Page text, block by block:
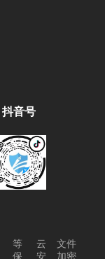
抖音号
等
保
云
安
文件
加密